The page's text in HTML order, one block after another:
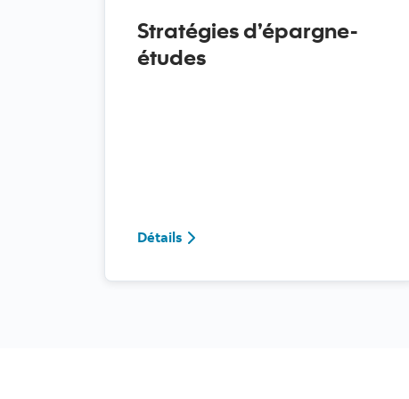
Stratégies d’épargne-
études
DétailsDétails Stratégies d’épargne-études